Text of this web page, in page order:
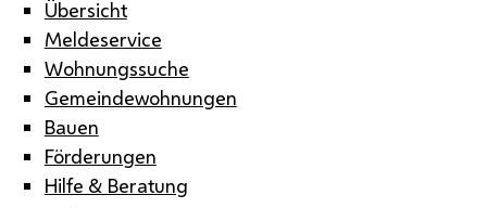
Übersicht
Meldeservice
Wohnungssuche
Gemeindewohnungen
Bauen
Förderungen
Hilfe & Beratung